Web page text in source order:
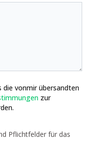
die vonmir übersandten
zur
Pflichtfelder für das